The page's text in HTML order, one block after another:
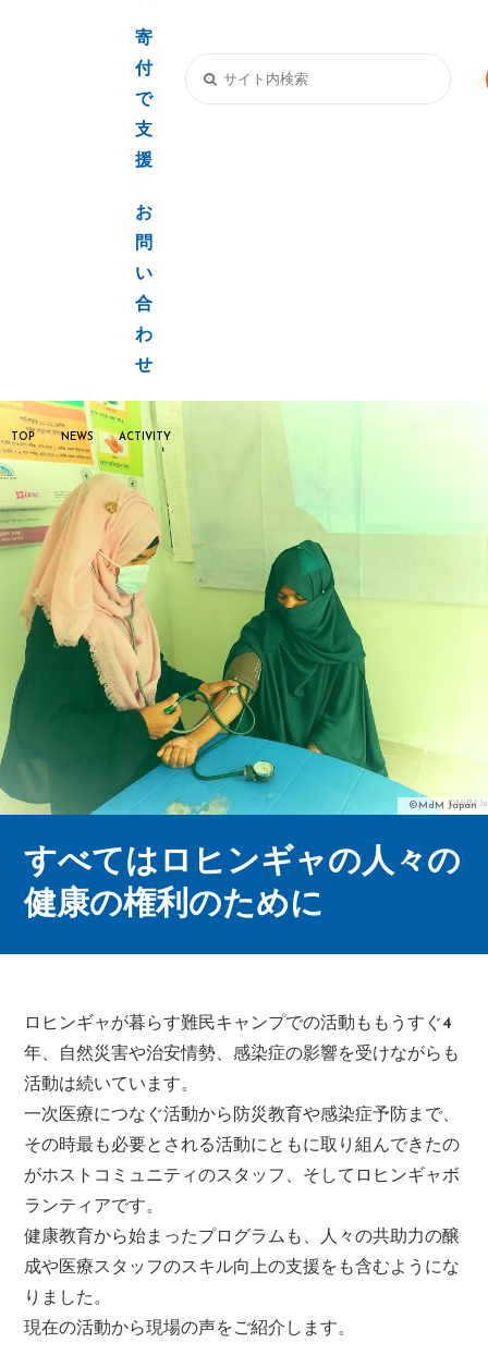
寄
付
で
支
援
お
問
い
合
わ
せ
TOP NEWS ACTIVITY
©MdM Japan
すべてはロヒンギャの人々の
健康の権利のために
ロヒンギャが暮らす難民キャンプでの活動ももうすぐ4
年、自然災害や治安情勢、感染症の影響を受けながらも
活動は続いています。
一次医療につなぐ活動から防災教育や感染症予防まで、
その時最も必要とされる活動にともに取り組んできたの
がホストコミュニティのスタッフ、そしてロヒンギャボ
ランティアです。
健康教育から始まったプログラムも、人々の共助力の醸
成や医療スタッフのスキル向上の支援をも含むようにな
りました。
現在の活動から現場の声をご紹介します。